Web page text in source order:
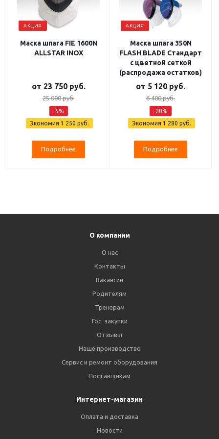
АКЦИЯ
Маска шпага FIE 1600N
ALLSTAR INOX
от 23 750 руб.
25 000 руб.
-5%
Экономия 1 250 руб.
Подробнее
АКЦИЯ
Маска шпага 350N
FLASH BLADE Стандарт
с цветной сеткой
(распродажа остатков)
от 5 120 руб.
6 400 руб.
-20%
Экономия 1 280 руб.
Подробнее
О компании
О нас
Контакты
Вакансии
Родителям
Тренерам
Гос. закупки
Отзывы
Наше производство
Сервис и ремонт оборудования
Поставщикам
Интернет-магазин
Оплата и доставка
Новости